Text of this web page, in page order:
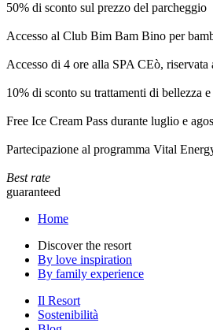
50% di sconto sul prezzo del parcheggio
Accesso al Club Bim Bam Bino per
Accesso di 4 ore alla SPA CEò,
10% di sconto su trattamenti di bellezza e
Free Ice Cream Pass durante luglio e
Partecipazione al programma Vital
Best rate
guaranteed
Home
Discover the resort
By love inspiration
By family experience
Il Resort
Sostenibilità